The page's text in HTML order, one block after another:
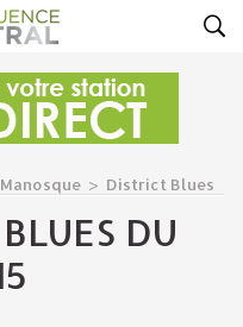
> District Blues
DU